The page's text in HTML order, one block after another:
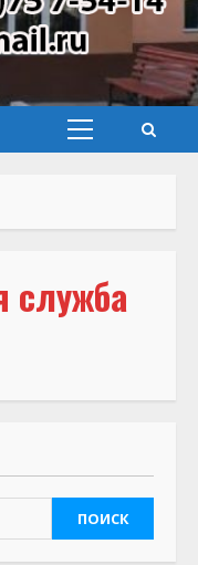
Primary
служба
ПОИСК